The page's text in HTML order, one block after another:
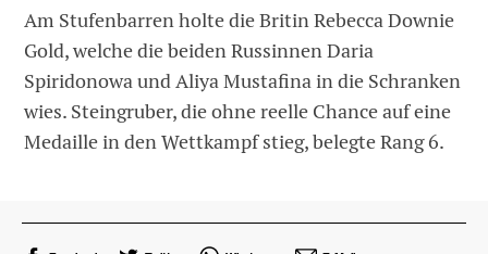
Am Stufenbarren holte die Britin Rebecca Downie
Gold, welche die beiden Russinnen Daria
Spiridonowa und Aliya Mustafina in die Schranken
wies. Steingruber, die ohne reelle Chance auf eine
Medaille in den Wettkampf stieg, belegte Rang 6.